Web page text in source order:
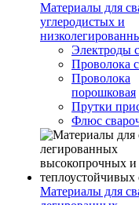
Материалы для
углеродистых и
Электроды
Проволока
Проволока
порошковая
Прутки
Флюс
Материалы для